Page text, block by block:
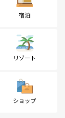
宿泊
リゾート
ショップ